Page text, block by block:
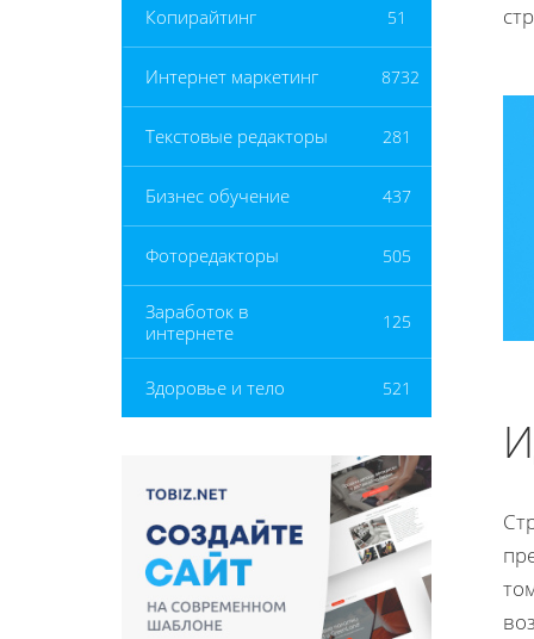
Копирайтинг 51
Интернет маркетинг 8732
Текстовые редакторы 281
Бизнес обучение 437
Фоторедакторы 505
Заработок в
интернете
125
Здоровье и тело 521